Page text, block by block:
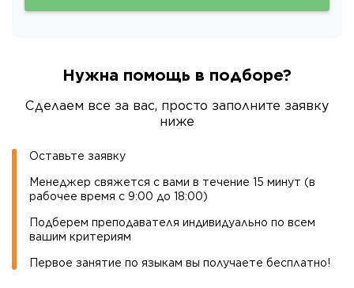
Нужна помощь в подборе?
Сделаем все за вас, просто заполните заявку
ниже
Оставьте заявку
Менеджер свяжется с вами в течение 15 минут (в
рабочее время с 9:00 до 18:00)
Подберем преподавателя индивидуально по всем
вашим критериям
Первое занятие по языкам вы получаете бесплатно!